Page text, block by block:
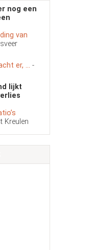
nog een
van
er, ... -
lijkt
Kreulen